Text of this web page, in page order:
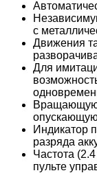
с
Движения
Для
Индикатор
разряда
Частота
пульте